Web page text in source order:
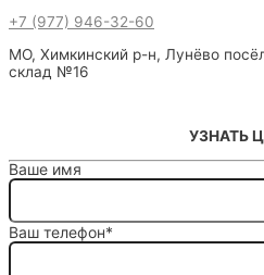
+7 (977) 946-32-60
МО, Химкинский р-н, Лунёво
склад №16
УЗНАТЬ
Ваше имя
Ваш телефон*